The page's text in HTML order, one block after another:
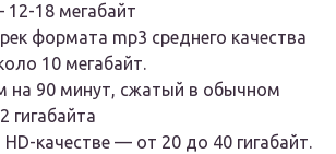
18 мегабайт
формата mp3 среднего качества
10 мегабайт.
на 90 минут, сжатый в обычном
гигабайта
качестве — от 20 до 40 гигабайт.